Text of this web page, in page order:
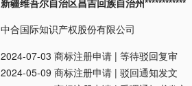
新疆维吾尔自治区昌吉回族自治州************
中合国际知识产权股份有限公司
2024-07-03 商标注册申请 | 等待驳回复审
2024-05-09 商标注册申请 | 驳回通知发文